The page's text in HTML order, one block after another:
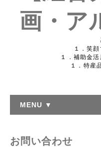
画・ア
１．笑
１．補助金
１．特産
MENU ▼
お問い合わせ